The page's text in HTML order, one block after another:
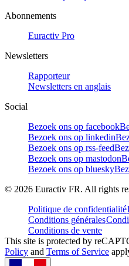
Abonnements
Euractiv Pro
Newsletters
Rapporteur
Newsletters en anglais
Social
Bezoek ons op facebook
Bezoek ons op linkedin
Bezoek ons op rss-feed
Bezoek ons op mastodon
Bezoek ons op bluesky
© 2026 Euractiv FR. All rights
Politique de confidentialité
Conditions générales
Conditions de vente
This site is protected by
Policy and Terms of Service